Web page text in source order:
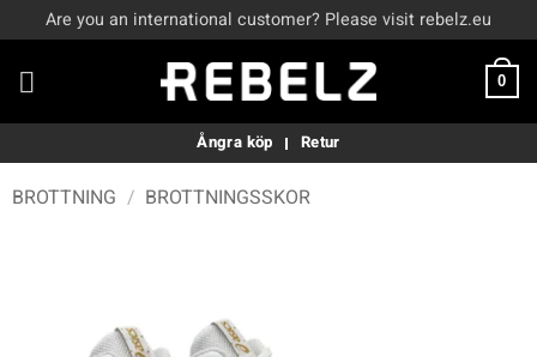
to
content
Are you an international customer? Please visit rebelz.eu
0
Ångra köp Retur
BROTTNING / BROTTNINGSSKOR